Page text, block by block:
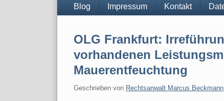
Blog Impressum Kontakt
OLG Frankfurt:
vorhandenen
Mauerentfeuchtung
Geschrieben von Rechtsanwalt Marcus Beckmann